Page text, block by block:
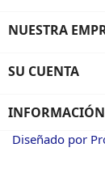
NUESTRA
SU CUENTA
Diseñado por